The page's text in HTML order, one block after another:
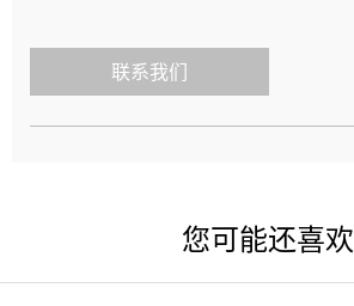
联系我们
您可能还喜欢